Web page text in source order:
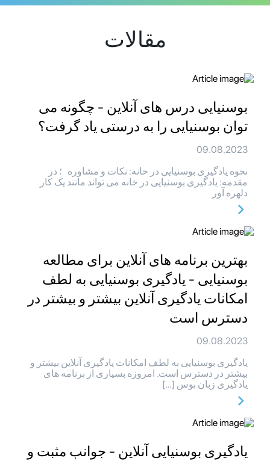
مقالات
بوسنیایی درس های آنلاین - چگونه می
توان بوسنیایی را به درستی یاد گرفت؟
09.08.2023
نحوه یادگیری بوسنیایی در خانه: نکات و مشاوره ؛ در
مقدمه: یادگیری بوسنیایی در خانه می تواند مانند یک کار
دلهره آور
بهترین برنامه های آنلاین برای مطالعه
بوسنیایی - یادگیری بوسنیایی به لطف
امکانات یادگیری آنلاین بیشتر و بیشتر در
دسترس است
09.08.2023
یادگیری بوسنیایی به لطف امکانات یادگیری آنلاین بیشتر و
بیشتر در دسترس است. امروزه بسیاری از برنامه های
یادگیری زبان بوس […]
یادگیری بوسنیایی آنلاین - جوانب مثبت و